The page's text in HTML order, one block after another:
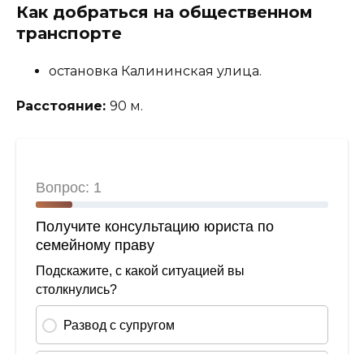
Как добраться на общественном
транспорте
остановка Калининская улица.
Расстояние: 90 м.